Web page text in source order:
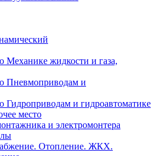
Механике жидкости и газа,
Пневмоприводам и
Гидроприводам и гидроавтоматике
место
и электромонтера
Отопление. ЖКХ.